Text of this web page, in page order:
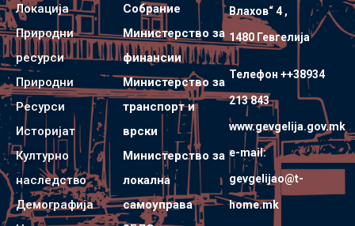
Локација
Природни
ресурси
Природни
Ресурси
Историјат
Културно
наследство
Демографија
Собрание
Министерство за
финансии
Министерство за
транспорт и
врски
Министерство за
локална
самоуправа
Влахов“ 4 ,
1480 Гевгелијa
Телефон ++38934
213 843
www.gevgelija.gov.mk
e-mail:
gevgelijao@t-
home.mk